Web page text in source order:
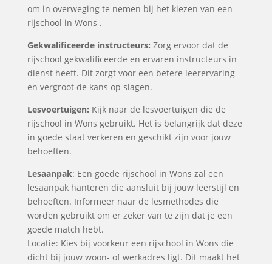
om in overweging te nemen bij het kiezen van een
rijschool in Wons .
Gekwalificeerde instructeurs: Zorg ervoor dat de
rijschool gekwalificeerde en ervaren instructeurs in
dienst heeft. Dit zorgt voor een betere leerervaring
en vergroot de kans op slagen.
Lesvoertuigen: Kijk naar de lesvoertuigen die de
rijschool in Wons gebruikt. Het is belangrijk dat deze
in goede staat verkeren en geschikt zijn voor jouw
behoeften.
Lesaanpak: Een goede rijschool in Wons zal een
lesaanpak hanteren die aansluit bij jouw leerstijl en
behoeften. Informeer naar de lesmethodes die
worden gebruikt om er zeker van te zijn dat je een
goede match hebt.
Locatie: Kies bij voorkeur een rijschool in Wons die
dicht bij jouw woon- of werkadres ligt. Dit maakt het